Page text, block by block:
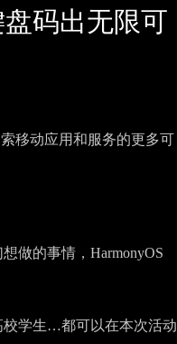
码出无限可
移动应用和服务的更多可
做的事情，HarmonyOS
校学生…都可以在本次活动